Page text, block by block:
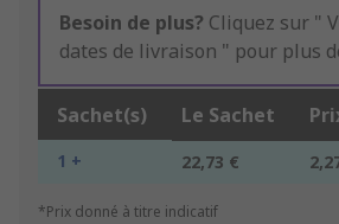
Besoin de plus? Cliquez sur "
dates de livraison " pour plus
Sachet(s) Le Sachet
1 + 22,73 €
*Prix donné à titre indicatif